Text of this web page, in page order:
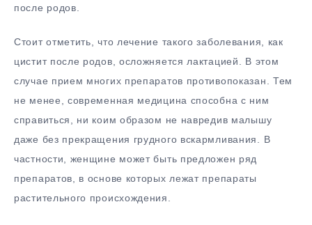
после родов.
Стоит отметить, что лечение такого заболевания, как
цистит после родов, осложняется лактацией. В этом
случае прием многих препаратов противопоказан. Тем
не менее, современная медицина способна с ним
справиться, ни коим образом не навредив малышу
даже без прекращения грудного вскармливания. В
частности, женщине может быть предложен ряд
препаратов, в основе которых лежат препараты
растительного происхождения.